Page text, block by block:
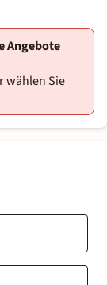
Angebote
wählen Sie